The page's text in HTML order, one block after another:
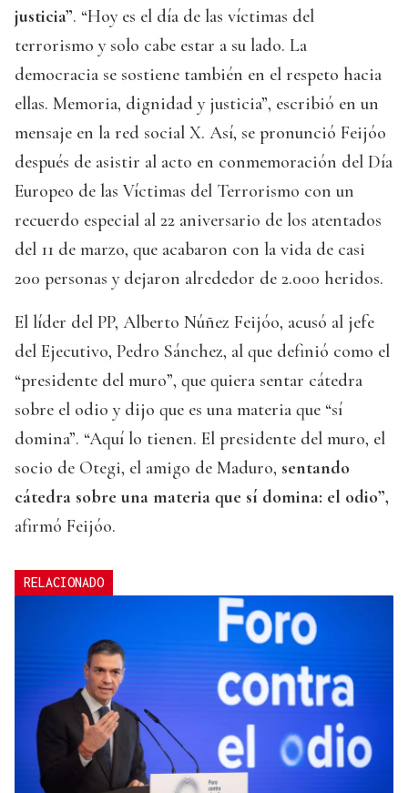
justicia”. “Hoy es el día de las víctimas del
terrorismo y solo cabe estar a su lado. La
democracia se sostiene también en el respeto hacia
ellas. Memoria, dignidad y justicia”, escribió en un
mensaje en la red social X. Así, se pronunció Feijóo
después de asistir al acto en conmemoración del Día
Europeo de las Víctimas del Terrorismo con un
recuerdo especial al 22 aniversario de los atentados
del 11 de marzo, que acabaron con la vida de casi
200 personas y dejaron alrededor de 2.000 heridos.
El líder del PP, Alberto Núñez Feijóo, acusó al jefe
del Ejecutivo, Pedro Sánchez, al que definió como el
“presidente del muro”, que quiera sentar cátedra
sobre el odio y dijo que es una materia que “sí
domina”. “Aquí lo tienen. El presidente del muro, el
socio de Otegi, el amigo de Maduro, sentando
cátedra sobre una materia que sí domina: el odio”,
afirmó Feijóo.
RELACIONADO